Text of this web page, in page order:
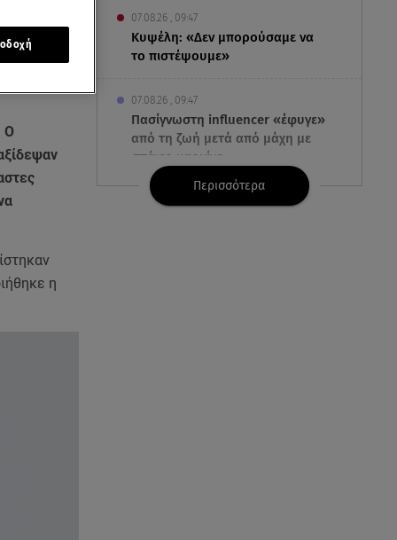
07.08.26 , 09:47
Κυψέλη: «Δεν μπορούσαμε να
το πιστέψουμε»
07.08.26 , 09:47
Πασίγνωστη influencer «έφυγε»
από τη ζωή μετά από μάχη με
σπάνιο καρκίνο
07.08.26 , 09:38
Περισσότερα
Ο
η